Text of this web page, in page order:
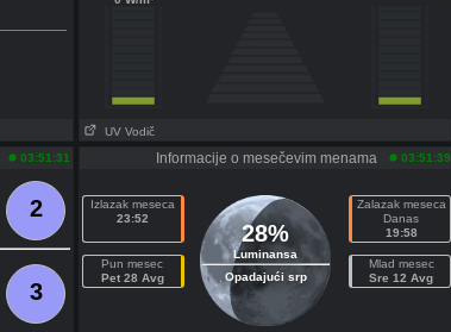
UV Vodič
03:51:31
2
3
Informacije o mesečevim menama 03:51:39
Izlazak meseca
23:52
Pun mesec
Pet 28 Avg
28%
Luminansa
Opadajući srp
Zalazak meseca
Danas
19:58
Mlad mesec
Sre 12 Avg